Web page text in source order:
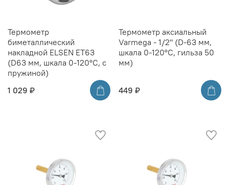
Термометр
биметаллический
накладной ELSEN ET63
(D63 мм, шкала 0-120°C, с
пружиной)
1 029 ₽
Термометр аксиальный
Varmega - 1/2" (D-63 мм,
шкала 0-120°C, гильза 50
мм)
449 ₽